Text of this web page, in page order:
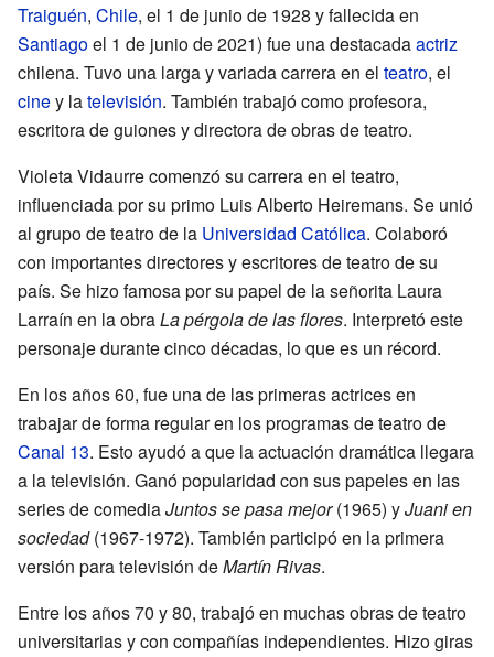
Traiguén, Chile, el 1 de junio de 1928 y fallecida en
Santiagoel 1 de junio de 2021) fue una destacadaactriz
chilena. Tuvo una larga y variada carrera en el teatro, el
ciney latelevisión. También trabajó como profesora,
escritora de guiones y directora de obras de teatro.
Violeta Vidaurre comenzó su carrera en el teatro,
influenciada por su primo Luis Alberto Heiremans. Se unió
al grupo de teatro de la Universidad Católica. Colaboró
con importantes directores y escritores de teatro de su
país. Se hizo famosa por su papel de la señorita Laura
Larraín en la obraLa pérgola de las flores. Interpretó este
personaje durante cinco décadas, lo que es un récord.
En los años 60, fue una de las primeras actrices en
trabajar de forma regular en los programas de teatro de
Canal 13. Esto ayudó a que la actuación dramática llegara
a la televisión. Ganó popularidad con sus papeles en las
series de comediaJuntos se pasa mejor(1965) yJuani en
sociedad(1967-1972). También participó en la primera
versión para televisión deMartín Rivas.
Entre los años 70 y 80, trabajó en muchas obras de teatro
universitarias y con compañías independientes. Hizo giras